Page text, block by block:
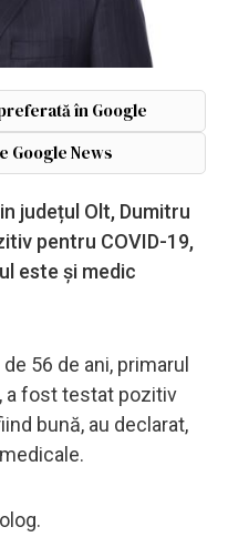
în Google
Google News
județul Olt, Dumitru
pentru COVID-19,
este și medic
56 de ani, primarul
a fost testat pozitiv
bună, au declarat,